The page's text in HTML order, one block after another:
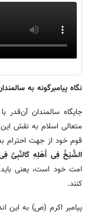
نگاه پیامبرگونه به
جایگاه سالمندان
متعالی اسلام به نقش این
قوم خود از جهت احترام
الشَّیْخُ فِی أَهْلِهِ کَالنَّبِیِّ
امت خود است، یعنی باید
کنند.
پیامبر اکرم (ص) به این